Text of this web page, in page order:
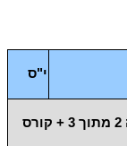
י"ס
קורסי חובה בהתמחות (3 י"ס) - בחירה 2 מתוך 3 + קורס